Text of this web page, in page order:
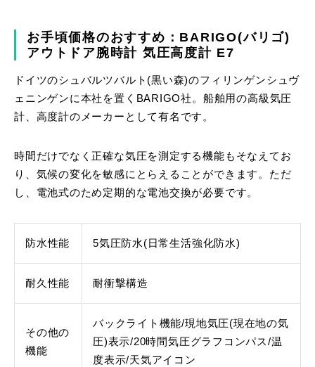
お手頃価格のおすすめ：BARIGO(バリゴ)
アウトドア腕時計 気圧高度計 E7
ドイツのシュバルツバルト(黒い森)のフィリンゲンシュヴ
ェニンゲンに本社を置くBARIGO社。船舶用の高級気圧
計、高度計のメーカーとして有名です。
時間だけでなく正確な気圧を測定する機能もそなえてお
り、気候の変化を敏感にとらえることができます。ただ
し、電池式のため定期的な電池交換が必要です。
防水性能 5気圧防水(日常生活強化防水)
耐久性能 耐衝撃構造
その他の
機能
バックライト機能/現地気圧(現在地の気
圧)表示/20時間気圧グラフコンパス/温
度表示/天気アイコン